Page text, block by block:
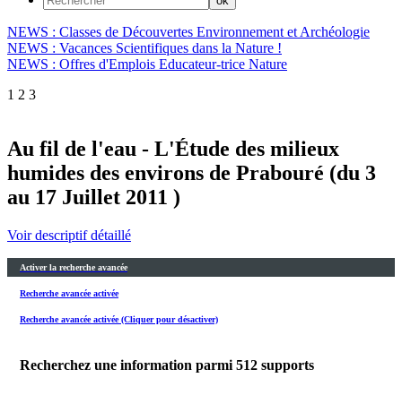
NEWS : Classes de Découvertes Environnement et Archéologie
NEWS : Vacances Scientifiques dans la Nature !
NEWS : Offres d'Emplois Educateur-trice Nature
1 2 3
Au fil de l'eau - L'Étude des milieux
humides des environs de Prabouré (du 3
au 17 Juillet 2011 )
Voir descriptif détaillé
Activer la recherche avancée
Recherche avancée activée
Recherche avancée activée (Cliquer pour désactiver)
Recherchez une information parmi 512 supports